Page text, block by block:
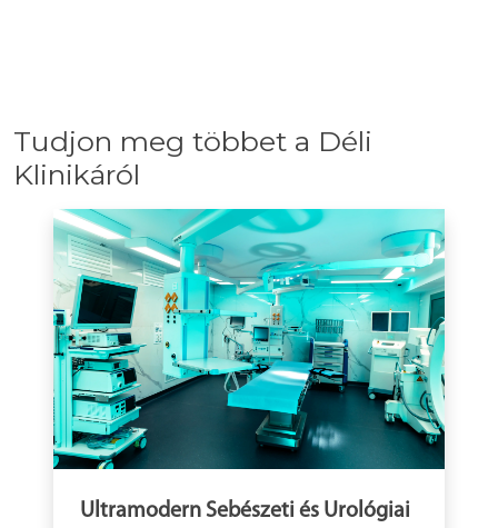
Tudjon meg többet a Déli
Klinikáról
Ultramodern Sebészeti és Urológiai